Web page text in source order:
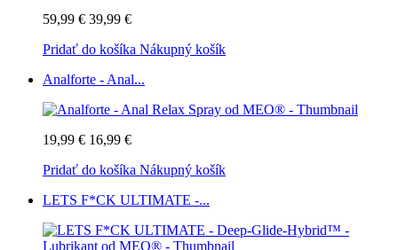
59,99 € 39,99 €
Pridať do košíka Nákupný košík
Analforte - Anal...
19,99 € 16,99 €
Pridať do košíka Nákupný košík
LETS F*CK ULTIMATE -...